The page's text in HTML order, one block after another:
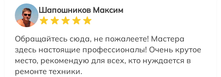
Шапошников Максим
Обращайтесь сюда, не пожалеете! Мастера
здесь настоящие профессионалы! Очень крутое
место, рекомендую для всех, кто нуждается в
ремонте техники.